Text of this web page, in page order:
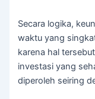
Secara logika,
waktu yang
karena hal
investasi yang
diperoleh seiring